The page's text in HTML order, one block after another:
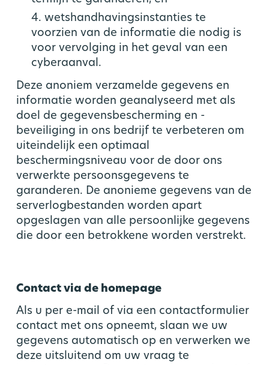
4. wetshandhavingsinstanties te
voorzien van de informatie die nodig is
voor vervolging in het geval van een
cyberaanval.
Deze anoniem verzamelde gegevens en
informatie worden geanalyseerd met als
doel de gegevensbescherming en -
beveiliging in ons bedrijf te verbeteren om
uiteindelijk een optimaal
beschermingsniveau voor de door ons
verwerkte persoonsgegevens te
garanderen. De anonieme gegevens van de
serverlogbestanden worden apart
opgeslagen van alle persoonlijke gegevens
die door een betrokkene worden verstrekt.
Contact via de homepage
Als u per e-mail of via een contactformulier
contact met ons opneemt, slaan we uw
gegevens automatisch op en verwerken we
deze uitsluitend om uw vraag te